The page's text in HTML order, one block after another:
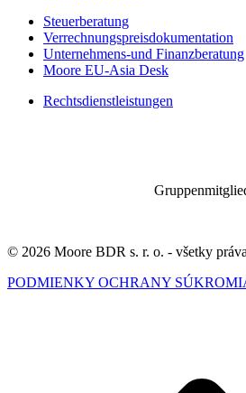
Steuerberatung
Verrechnungspreisdokumentation
Unternehmens-und Finanzberatung
Moore EU-Asia Desk
Rechtsdienstleistungen
© 2026 Moore BDR s. r. o. - všetky
PODMIENKY OCHRANY